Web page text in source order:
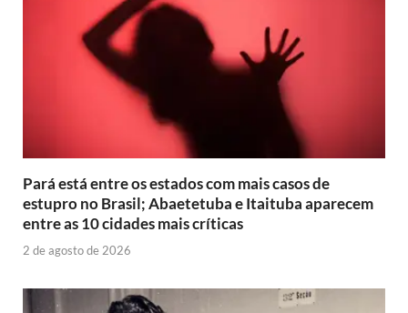
Pará está entre os estados com mais casos de
estupro no Brasil; Abaetetuba e Itaituba aparecem
entre as 10 cidades mais críticas
2 de agosto de 2026